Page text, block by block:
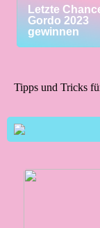
Letzte
Gordo 2023
gewinnen
Tipps und Tricks